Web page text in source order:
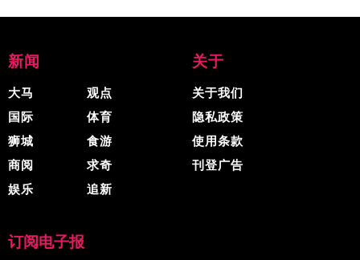
新闻
大马
国际
狮城
商阅
娱乐
观点
体育
食游
求奇
追新
关于
关于我们
隐私政策
使用条款
刊登广告
订阅电子报